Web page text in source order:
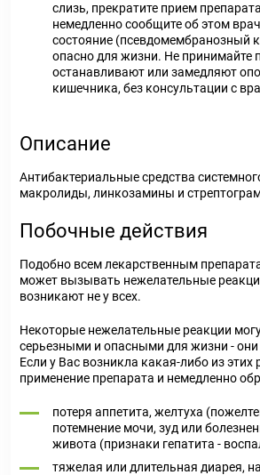
слизь, прекратите прием
немедленно сообщите об этом
состояние (псевдомембранозный
опасно для жизни. Не принимайте
останавливают или замедляют
кишечника, без консультации с
Описание
Антибактериальные средства
макролиды, линкозамины и
Побочные действия
Подобно всем лекарственным
может вызывать нежелательные
возникают не у всех.
Некоторые нежелательные реакции
серьезными и опасными для жизни -
Если у Вас возникла какая-либо из этих
применение препарата и немедленно
потеря аппетита, желтуха
потемнение мочи, зуд или
живота (признаки гепатита -
тяжелая или длительная диарея,